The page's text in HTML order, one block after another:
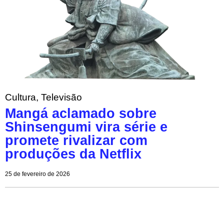
Cultura, Televisão
Mangá aclamado sobre
Shinsengumi vira série e
promete rivalizar com
produções da Netflix
25 de fevereiro de 2026